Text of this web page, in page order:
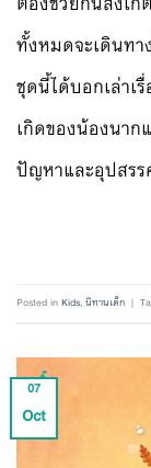
ทั้งหมดจะเดินทา
ชุดนี้ได้บอกเล่าเ
เกิดของน้องนาก
ปัญหาและอุปสร
Posted inKids,นิทานเด็ก |
07
Oct